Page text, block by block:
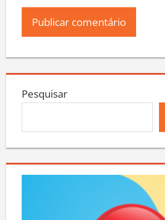
Pesquisar